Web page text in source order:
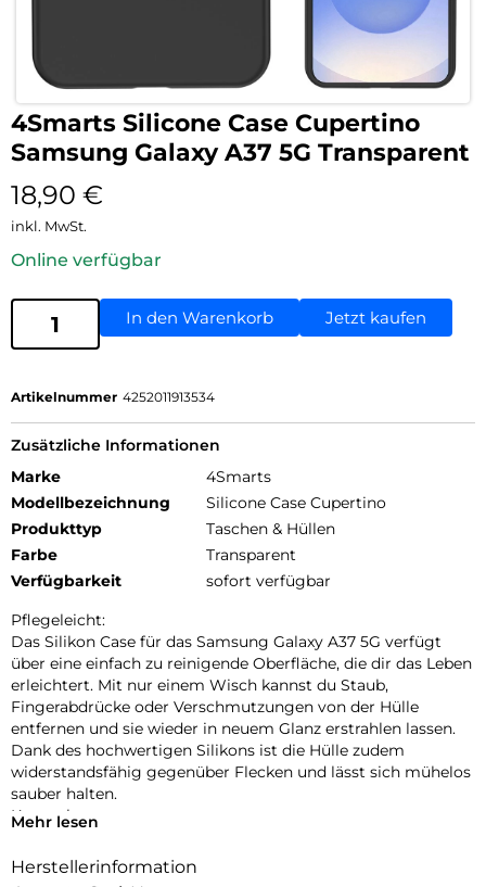
4Smarts Silicone Case Cupertino
Samsung Galaxy A37 5G Transparent
18,90 €
inkl. MwSt.
Online verfügbar
In den Warenkorb Jetzt kaufen
Artikelnummer 4252011913534
Zusätzliche Informationen
Marke
4Smarts
Modellbezeichnung
Silicone Case Cupertino
Produkttyp
Taschen & Hüllen
Farbe
Transparent
Verfügbarkeit
sofort verfügbar
Pflegeleicht:
Das Silikon Case für das Samsung Galaxy A37 5G verfügt
über eine einfach zu reinigende Oberfläche, die dir das Leben
erleichtert. Mit nur einem Wisch kannst du Staub,
Fingerabdrücke oder Verschmutzungen von der Hülle
entfernen und sie wieder in neuem Glanz erstrahlen lassen.
Dank des hochwertigen Silikons ist die Hülle zudem
widerstandsfähig gegenüber Flecken und lässt sich mühelos
sauber halten.
Kratzschutz:
und einen Innenfutter aus Mikrofaser, um Kratzer auf dem
Mehr lesen
Herstellerinformation